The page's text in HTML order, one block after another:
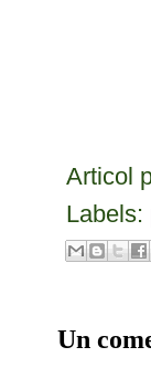
Articol
Labels:
Un